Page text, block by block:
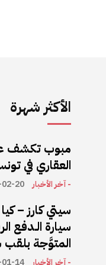
الأكثر شهرة
مبوب تكشف
العقاري في تونس
- آخر الأخبار 20
سيتي كارز –
المتوَّجة بلقب
- آخر الأخبار 14